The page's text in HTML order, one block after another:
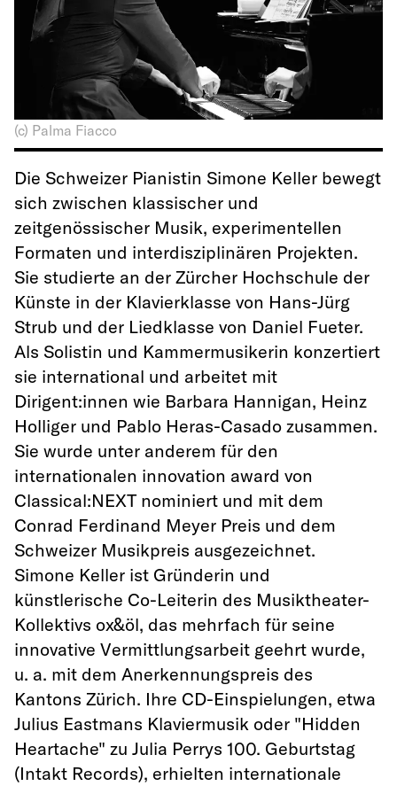
(c) Palma Fiacco
Die Schweizer Pianistin Simone Keller bewegt
sich zwischen klassischer und
zeitgenössischer Musik, experimentellen
Formaten und interdisziplinären Projekten.
Sie studierte an der Zürcher Hochschule der
Künste in der Klavierklasse von Hans-Jürg
Strub und der Liedklasse von Daniel Fueter.
Als Solistin und Kammermusikerin konzertiert
sie international und arbeitet mit
Dirigent:innen wie Barbara Hannigan, Heinz
Holliger und Pablo Heras-Casado zusammen.
Sie wurde unter anderem für den
internationalen innovation award von
Classical:NEXT nominiert und mit dem
Conrad Ferdinand Meyer Preis und dem
Schweizer Musikpreis ausgezeichnet.
Simone Keller ist Gründerin und
künstlerische Co-Leiterin des Musiktheater-
Kollektivs ox&öl, das mehrfach für seine
innovative Vermittlungsarbeit geehrt wurde,
u. a. mit dem Anerkennungspreis des
Kantons Zürich. Ihre CD-Einspielungen, etwa
Julius Eastmans Klaviermusik oder "Hidden
Heartache" zu Julia Perrys 100. Geburtstag
(Intakt Records), erhielten internationale